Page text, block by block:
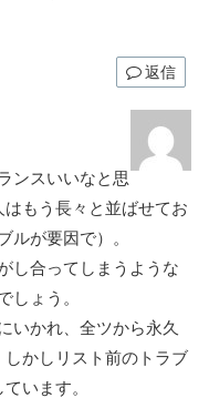
返信
ンスいいなと思
もう長々と並ばせてお
ルが要因で）。
し合ってしまうような
しょう。
いかれ、全ツから永久
かしリスト前のトラブ
います。